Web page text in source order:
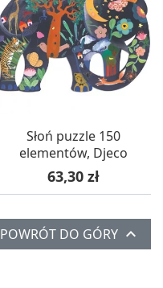
Słoń puzzle 150
elementów, Djeco
Cena
63,30 zł
POWRÓT DO GÓRY 